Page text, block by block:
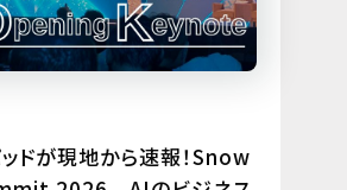
ドが現地から速報！Snow